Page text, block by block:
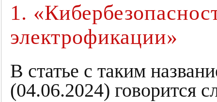
1.
электрофикации»
В статье с таким
(04.06.2024) говорится